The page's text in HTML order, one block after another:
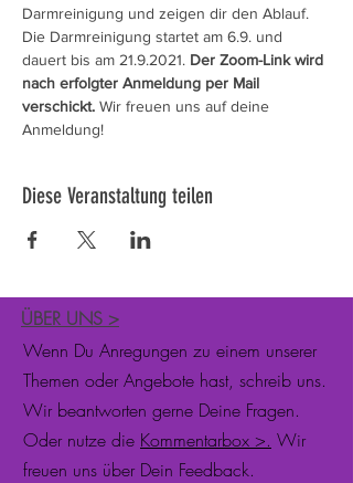
Darmreinigung und zeigen dir den Ablauf.
Die Darmreinigung startet am 6.9. und
dauert bis am 21.9.2021. Der Zoom-Link wird
nach erfolgter Anmeldung per Mail
verschickt. Wir freuen uns auf deine
Anmeldung!
Diese Veranstaltung teilen
ÜBER UNS >
Wenn Du Anregungen zu einem unserer
Themen oder Angebote hast, schreib uns.
Wir beantworten gerne Deine Fragen.
Oder nutze die Kommentarbox >. Wir
freuen uns über Dein Feedback.